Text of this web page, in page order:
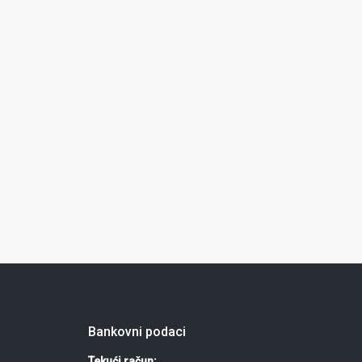
Bankovni podaci